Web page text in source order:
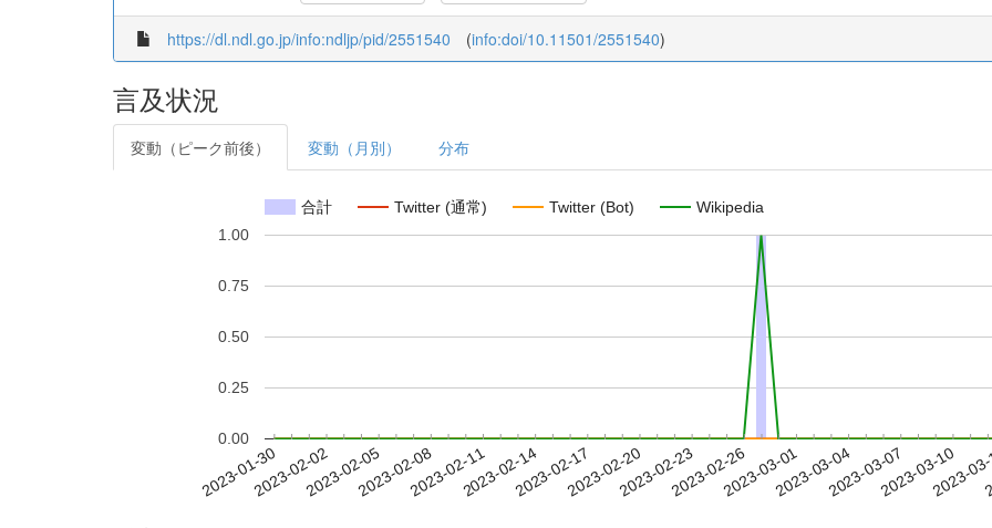
https://dl.ndl.go.jp/info:ndljp/pid/2551540 (info:doi/10.11501/2551540)
言及状況
変動（ピーク前後） 変動（月別） 分布
合計 Twitter (通常) Twitter (Bot) Wikipedia
2023-01-302023-02-022023-02-052023-02-082023-02-112023-02-142023-02-172023-02-202023-02-232023-02-262023-03-012023-03-042023-03-072023-03-10
2023-
0.00
0.25
0.50
0.75
1.00